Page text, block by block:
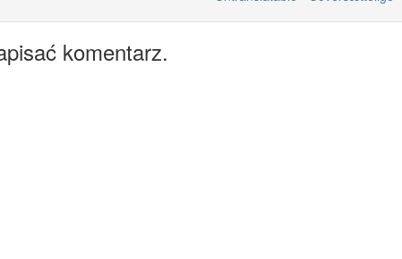
komentarz.